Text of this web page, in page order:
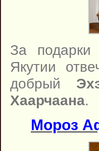
За подарки
Якутии
добрый
Хаарчаана.
Мороз